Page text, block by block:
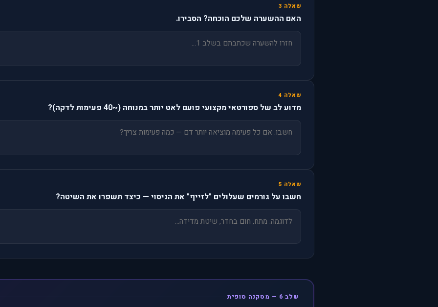
שאלה 3
האם ההשערה שלכם הוכחה? הסבירו.
שאלה 4
מדוע לב של ספורטאי מקצועי פועם לאט יותר במנוחה (~40 פעימות לדקה)?
שאלה 5
חשבו על גורמים שעלולים "לזייף" את הניסוי — כיצד תשפרו את השיטה?
שלב 6 — מסקנה סופית